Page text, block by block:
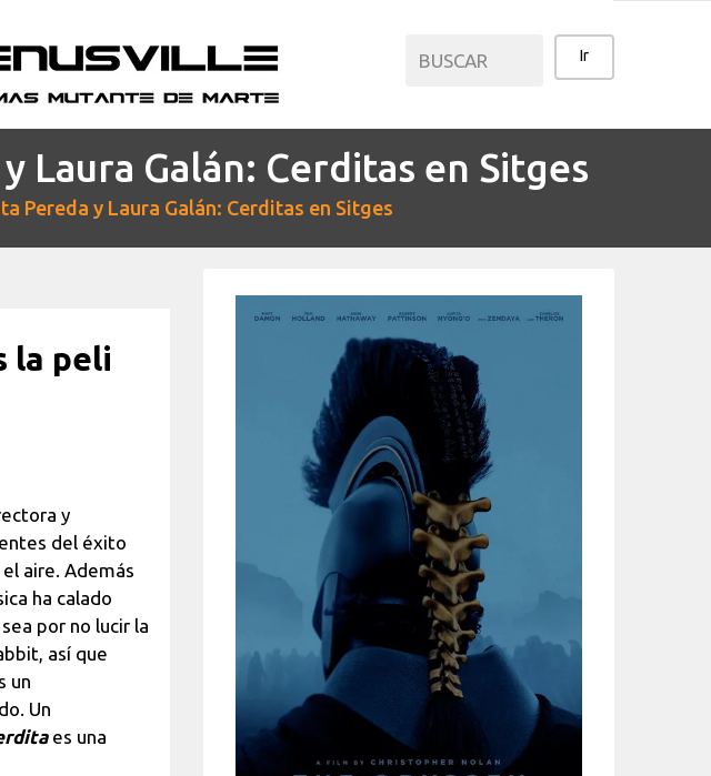
Laura Galán: Cerditas en Sitges
Pereda y Laura Galán: Cerditas en Sitges
la peli
y
del éxito
aire. Además
ha calado
por no lucir la
así que
un
Un
es una
CATEGORÍAS